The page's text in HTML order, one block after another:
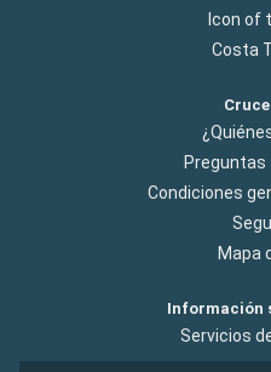
Icon of
Costa
Condiciones
Mapa
Información
Servicios